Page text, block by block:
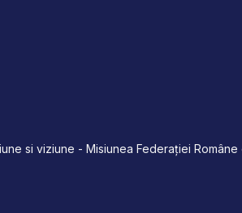
si viziune - Misiunea Federației